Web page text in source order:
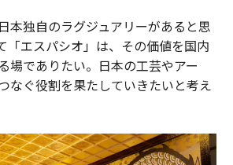
本独自のラグジュアリーがあると思
「エスパシオ」は、その価値を国内
場でありたい。日本の工芸やアー
なぐ役割を果たしていきたいと考え